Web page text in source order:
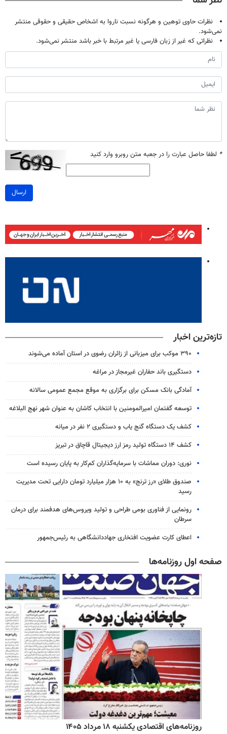
نظرات حاوی توهین و هرگونه نسبت ناروا به اشخاص حقیقی و حقوقی منتشر
نمی‌شود.
نظراتی که غیر از زبان فارسی یا غیر مرتبط با خبر باشد منتشر نمی‌شود.
* لطفا حاصل عبارت را در جعبه متن روبرو وارد کنید
ارسال
تازه‌ترین اخبار
۳۹۰ موکب برای میزبانی از زائران رضوی در استان آماده می‌شوند
دستگیری باند حفاران غیرمجاز در مراغه
آمادگی بانک مسکن برای برگزاری به موقع مجمع عمومی سالانه
توسعه گفتمان امیرالمومنین با انتخاب کاشان به عنوان شهر نهج البلاغه
کشف یک دستگاه گنج‌ یاب و دستگیری ۲ نفر در میانه
کشف ۱۴ دستگاه تولید رمز ارز دیجیتال قاچاق در تبریز
نوری: دوران مماشات با سرمایه‌گذاران کم‌کار به پایان رسیده است
صندوق طلای «رز ترنج» به ۱۰ هزار میلیارد تومان دارایی تحت مدیریت
رسید
رونمایی از فناوری بومی طراحی و تولید ویروس‌های هدفمند برای درمان
سرطان
اعطای کارت عضویت افتخاری جهاددانشگاهی به رئیس‌جمهور
صفحه اول روزنامه‌ها
روزنامه‌های اقتصادی یکشنبه ۱۸ مرداد ۱۴۰۵